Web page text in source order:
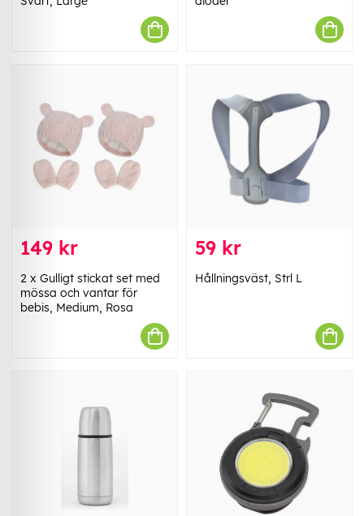
149 kr
2 x Gulligt stickat set med
mössa och vantar för
bebis, Medium, Rosa
59 kr
Hållningsväst, Strl L